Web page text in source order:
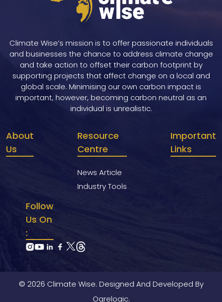
Climate Wise’s mission is to offer passionate individuals
and businesses the chance to address climate change
and take action to offset their carbon footprint by
supporting projects that affect change on a local and
global scale. Minimising our own carbon impact is
important, however, becoming carbon neutral as an
individual is unrealistic.
About
Us
Resource
Centre
News Article
Industry Tools
Important
Links
Follow
Us On
:
© 2026 Climate Wise. Designed And Developed By
Ogrelogic.